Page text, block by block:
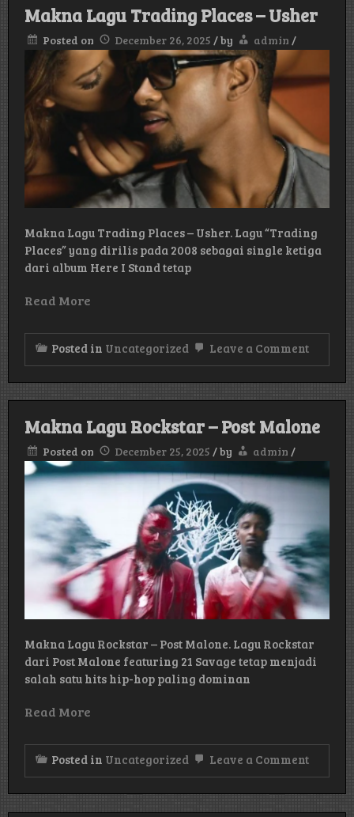
–
Makna Lagu Trading Places – Usher
Posted on December 26, 2025 /by admin /
Makna Lagu Trading Places – Usher. Lagu “Trading
Places” yang dirilis pada 2008 sebagai single ketiga
dari album Here I Stand tetap
Read More
Posted in Uncategorized Leave a Commenton
Places
Usher
Makna Lagu Rockstar – Post Malone
Posted on December 25, 2025 /by admin /
Makna Lagu Rockstar – Post Malone. Lagu Rockstar
dari Post Malone featuring 21 Savage tetap menjadi
salah satu hits hip-hop paling dominan
Read More
Posted in Uncategorized Leave a Commenton
–